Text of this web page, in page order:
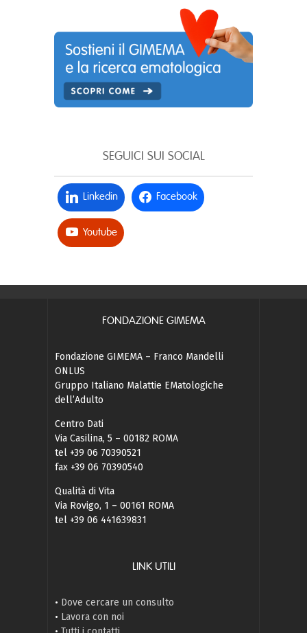
SEGUICI SUI SOCIAL
Linkedin Facebook
Youtube
FONDAZIONE GIMEMA
Fondazione GIMEMA – Franco Mandelli
ONLUS
Gruppo Italiano Malattie EMatologiche
dell’Adulto
Centro Dati
Via Casilina, 5 – 00182 ROMA
tel +39 06 70390521
fax +39 06 70390540
Qualità di Vita
Via Rovigo, 1 – 00161 ROMA
tel +39 06 441639831
LINK UTILI
• Dove cercare un consulto
• Lavora con noi